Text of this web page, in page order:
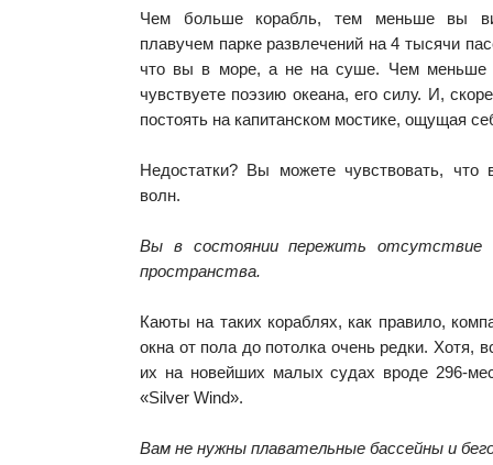
Чем больше корабль, тем меньше вы
плавучем парке развлечений на 4 тысячи
что вы в море, а не на суше. Чем меньше
чувствуете поэзию океана, его силу. И,
постоять на капитанском мостике, ощущая
Недостатки? Вы можете чувствовать, что
волн.
Вы в состоянии пережить отсутствие
пространства.
Каюты на таких кораблях, как правило,
окна от пола до потолка очень редки. Хотя,
их на новейших малых судах вроде 296-
«Silver Wind».
Вам не нужны плавательные бассейны и